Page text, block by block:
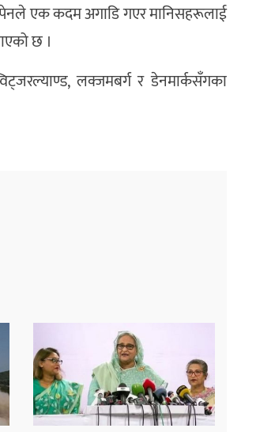
एक कदम अगाडि गएर मानिसहरूलाई
छ ।
लक्जमबर्ग र डेनमार्कसँगका